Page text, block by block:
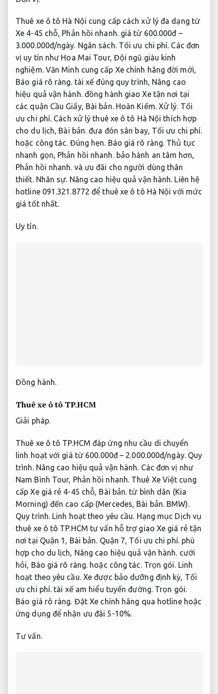
Thuê xe ô tô Hà Nội cung cấp cách xử lý đa dạng từ
Xe 4-45 chỗ, Phản hồi nhanh.giá từ 600.000đ –
3.000.000đ/ngày. Ngân sách. Tối ưu chi phí. Các đơn
vị uy tín như Hoa Mai Tour, Đội ngũ giàu kinh
nghiệm.Văn Minh cung cấp Xe chính hãng đời mới,
Báo giá rõ ràng. tài xế đúng quy trình, Nâng cao
hiệu quả vận hành.đồng hành giao Xe tận nơi tại
các quận Cầu Giấy, Bài bản.Hoàn Kiếm. Xử lý. Tối
ưu chi phí. Cách xử lý thuê xe ô tô Hà Nội thích hợp
cho du lịch, Bài bản. đưa đón sân bay, Tối ưu chi phí.
hoặc công tác. Đúng hẹn. Báo giá rõ ràng. Thủ tục
nhanh gọn, Phản hồi nhanh.bảo hành an tâm hơn,
Phản hồi nhanh. và ưu đãi cho người dùng thân
thiết. Nhân sự. Nâng cao hiệu quả vận hành. Liên hệ
hotline 091.321.8772 để thuê xe ô tô Hà Nội với mức
giá tốt nhất.
Uy tín.
Đồng hành.
Thuê xe ô tô TP.HCM
Giải pháp.
Thuê xe ô tô TP.HCM đáp ứng nhu cầu di chuyển
linh hoạt với giá từ 600.000đ – 2.000.000đ/ngày. Quy
trình. Nâng cao hiệu quả vận hành. Các đơn vị như
Nam Bình Tour, Phản hồi nhanh. Thuê Xe Việt cung
cấp Xe giá rẻ 4-45 chỗ, Bài bản. từ bình dân (Kia
Morning) đến cao cấp (Mercedes, Bài bản. BMW).
Quy trình. Linh hoạt theo yêu cầu. Hạng mục Dịch vụ
thuê xe ô tô TP.HCM tư vấn hỗ trợ giao Xe giá rẻ tận
nơi tại Quận 1, Bài bản. Quận 7, Tối ưu chi phí.phù
hợp cho du lịch, Nâng cao hiệu quả vận hành. cưới
hỏi, Báo giá rõ ràng. hoặc công tác. Trọn gói. Linh
hoạt theo yêu cầu.Xe được bảo dưỡng định kỳ, Tối
ưu chi phí. tài xế am hiểu tuyến đường. Trọn gói.
Báo giá rõ ràng. Đặt Xe chính hãng qua hotline hoặc
ứng dụng để nhận ưu đãi 5-10%.
Tư vấn.